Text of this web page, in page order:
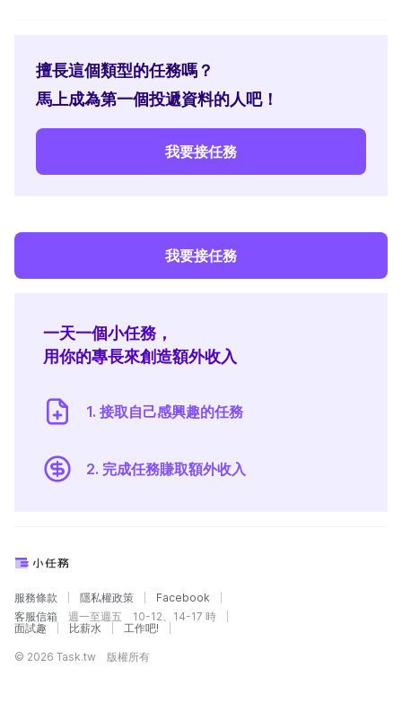
擅長這個類型的任務嗎？
馬上成為第一個投遞資料的人吧！
我要接任務
我要接任務
一天一個小任務，
用你的專長來創造額外收入
1. 接取自己感興趣的任務
2. 完成任務賺取額外收入
服務條款 隱私權政策
Facebook
客服信箱
週一至週五 10-12、14-17 時
面試趣
比薪水 工作吧!
© 2026 Task.tw 版權所有